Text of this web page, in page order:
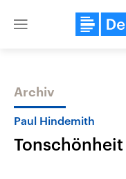
Close
Themen
Archiv
Paul Hindemith